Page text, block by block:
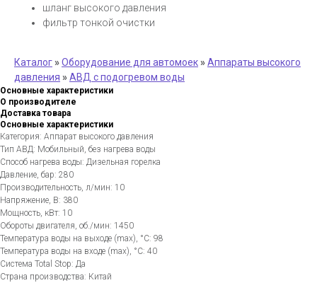
шланг высокого давления
фильтр тонкой очистки
Каталог»Оборудование для автомоек»Аппараты высокого
давления »АВД с подогревом воды
Основные характеристики
О производителе
Доставка товара
Основные характеристики
Категория: Аппарат высокого давления
Тип АВД: Мобильный, без нагрева воды
Способ нагрева воды: Дизельная горелка
Давление, бар: 280
Производительность, л/мин: 10
Напряжение, В: 380
Мощность, кВт: 10
Обороты двигателя, об./мин: 1450
Температура воды на выходе (max), °C: 98
Температура воды на входе (max), °C: 40
Система Total Stop: Да
Страна производства: Китай